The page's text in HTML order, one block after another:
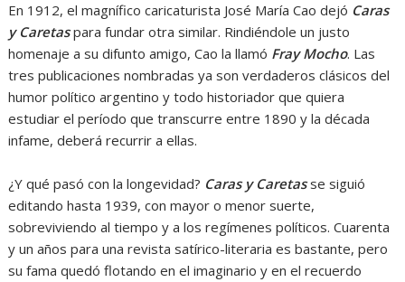
En 1912, el magnífico caricaturista José María Cao dejó Caras
y Caretaspara fundar otra similar. Rindiéndole un justo
homenaje a su difunto amigo, Cao la llamó Fray Mocho. Las
tres publicaciones nombradas ya son verdaderos clásicos del
humor político argentino y todo historiador que quiera
estudiar el período que transcurre entre 1890 y la década
infame, deberá recurrir a ellas.
¿Y qué pasó con la longevidad? Caras y Caretasse siguió
editando hasta 1939, con mayor o menor suerte,
sobreviviendo al tiempo y a los regímenes políticos. Cuarenta
y un años para una revista satírico-literaria es bastante, pero
su fama quedó flotando en el imaginario y en el recuerdo